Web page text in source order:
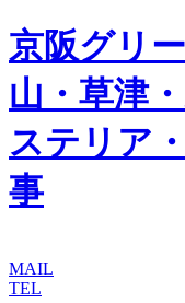
京阪グリ
山・草津
ステリア
事
MAIL
TEL